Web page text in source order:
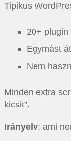
Tipikus
20+ plugin
Egymást
Nem
Minden extra
kicsit”.
Irányelv: ami